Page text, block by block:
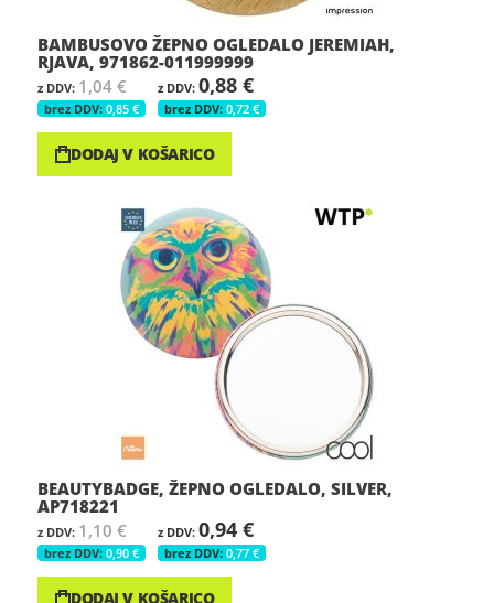
BAMBUSOVO ŽEPNO OGLEDALO JEREMIAH,
RJAVA, 971862-011999999
1,04 €
0,85 €
0,88 €
0,72 €
DODAJ V KOŠARICO
BEAUTYBADGE, ŽEPNO OGLEDALO, SILVER,
AP718221
1,10 €
0,90 €
0,94 €
0,77 €
DODAJ V KOŠARICO